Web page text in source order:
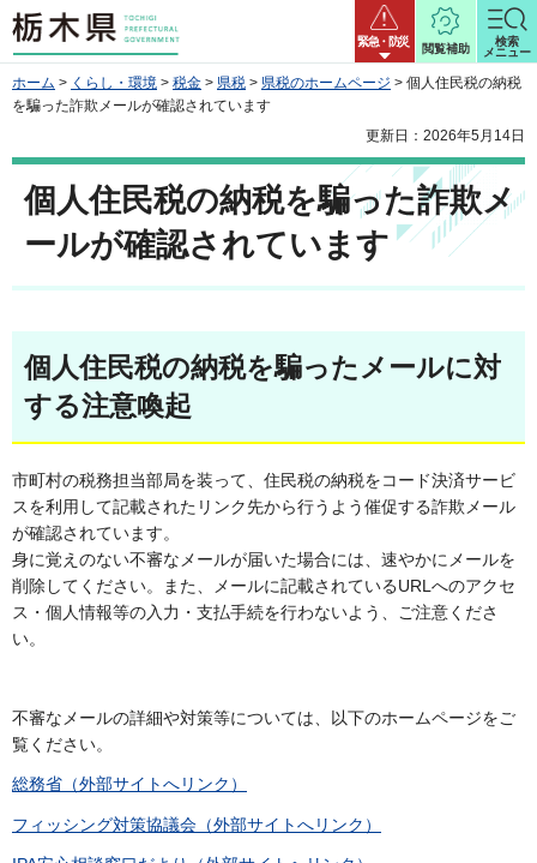
栃木県 緊急・防災
閲覧補助
検索
メニュー
ホーム > くらし・環境 > 税金 > 県税 > 県税のホームページ > 個人住民税の納税
を騙った詐欺メールが確認されています
更新日：2026年5月14日
個人住民税の納税を騙った詐欺メ
ールが確認されています
個人住民税の納税を騙ったメールに対
する注意喚起
市町村の税務担当部局を装って、住民税の納税をコード決済サービ
スを利用して記載されたリンク先から行うよう催促する詐欺メール
が確認されています。
身に覚えのない不審なメールが届いた場合には、速やかにメールを
削除してください。また、メールに記載されているURLへのアクセ
ス・個人情報等の入力・支払手続を行わないよう、ご注意くださ
い。
不審なメールの詳細や対策等については、以下のホームページをご
覧ください。
総務省（外部サイトへリンク）
フィッシング対策協議会（外部サイトへリンク）